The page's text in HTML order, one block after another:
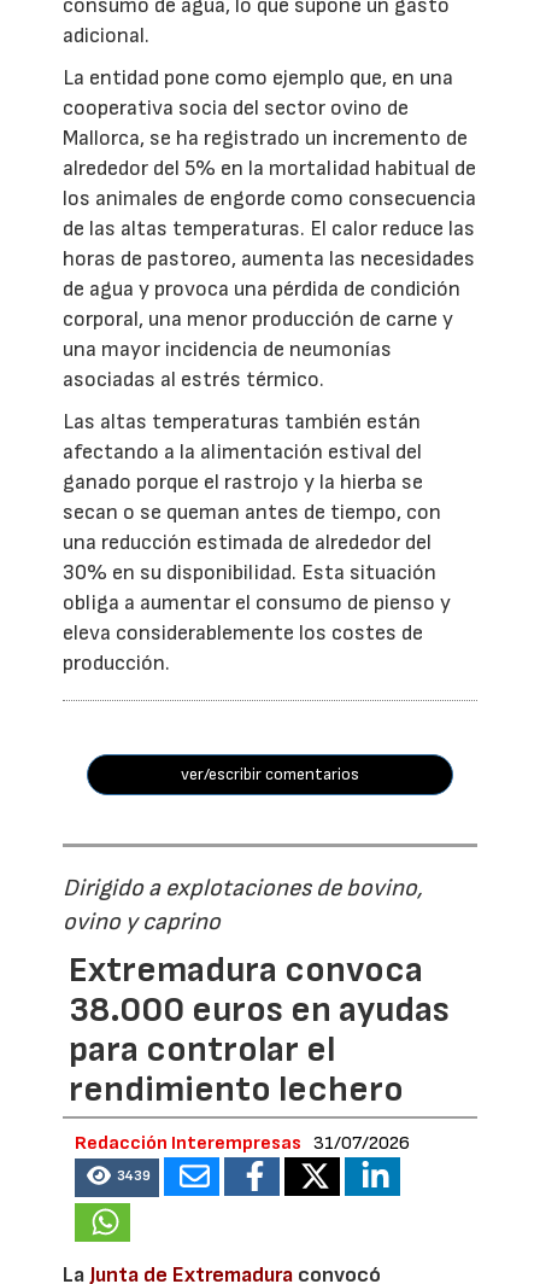
consumo de agua, lo que supone un gasto
adicional.
La entidad pone como ejemplo que, en una
cooperativa socia del sector ovino de
Mallorca, se ha registrado un incremento de
alrededor del 5% en la mortalidad habitual de
los animales de engorde como consecuencia
de las altas temperaturas. El calor reduce las
horas de pastoreo, aumenta las necesidades
de agua y provoca una pérdida de condición
corporal, una menor producción de carne y
una mayor incidencia de neumonías
asociadas al estrés térmico.
Las altas temperaturas también están
afectando a la alimentación estival del
ganado porque el rastrojo y la hierba se
secan o se queman antes de tiempo, con
una reducción estimada de alrededor del
30% en su disponibilidad. Esta situación
obliga a aumentar el consumo de pienso y
eleva considerablemente los costes de
producción.
ver/escribir comentarios
Dirigido a explotaciones de bovino,
ovino y caprino
Extremadura convoca
38.000 euros en ayudas
para controlar el
rendimiento lechero
Redacción Interempresas 31/07/2026
3439
La Junta de Extremadura convocó